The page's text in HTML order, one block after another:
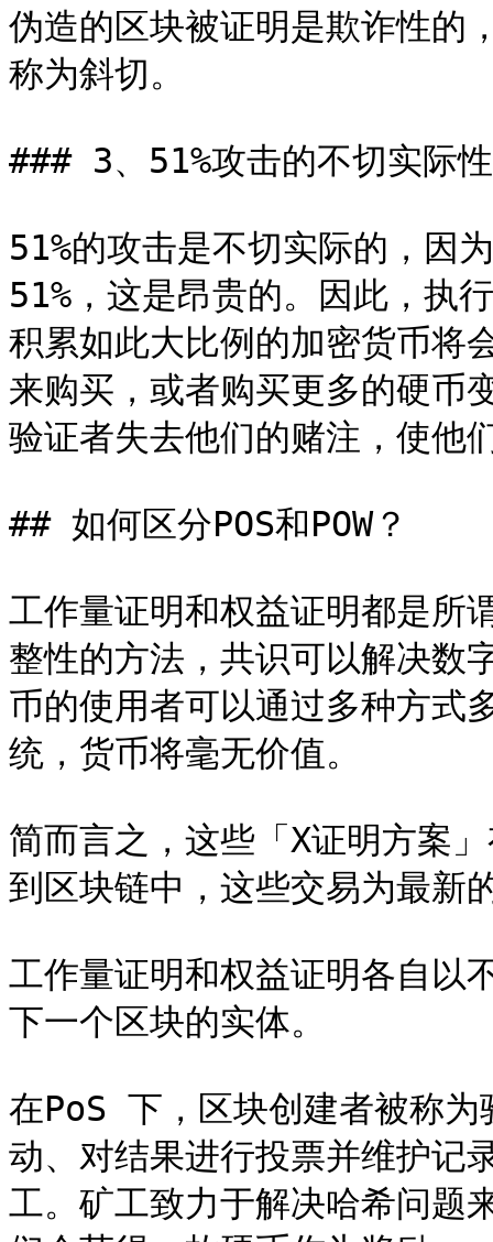
伪造的区块被证明是欺诈性的
称为斜切。
### 3、51%攻击的不切实际
51%的攻击是不切实际的，因
51%，这是昂贵的。因此，执
积累如此大比例的加密货币将
来购买，或者购买更多的硬币
验证者失去他们的赌注，使他
## 如何区分POS和POW？
工作量证明和权益证明都是所
整性的方法，共识可以解决数
币的使用者可以通过多种方式
统，货币将毫无价值。
简而言之，这些「X证明方案
到区块链中，这些交易为最新
工作量证明和权益证明各自以
下一个区块的实体。
在PoS 下，区块创建者被称
动、对结果进行投票并维护记
工。矿工致力于解决哈希问题